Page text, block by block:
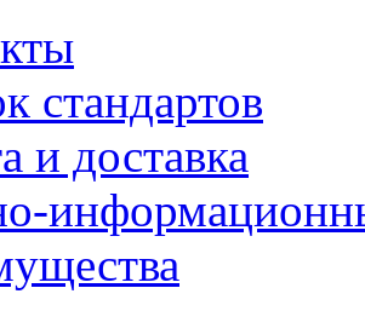
стандартов
и доставка